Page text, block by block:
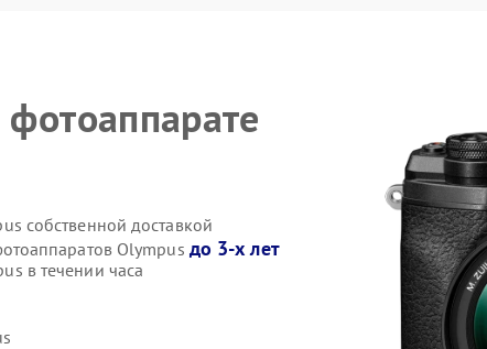
собственной доставкой
Olympus до 3-х лет
в течении часа